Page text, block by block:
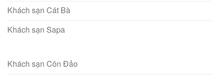
Khách sạn Cát Bà
Khách sạn Sapa
Khách sạn Côn Đảo